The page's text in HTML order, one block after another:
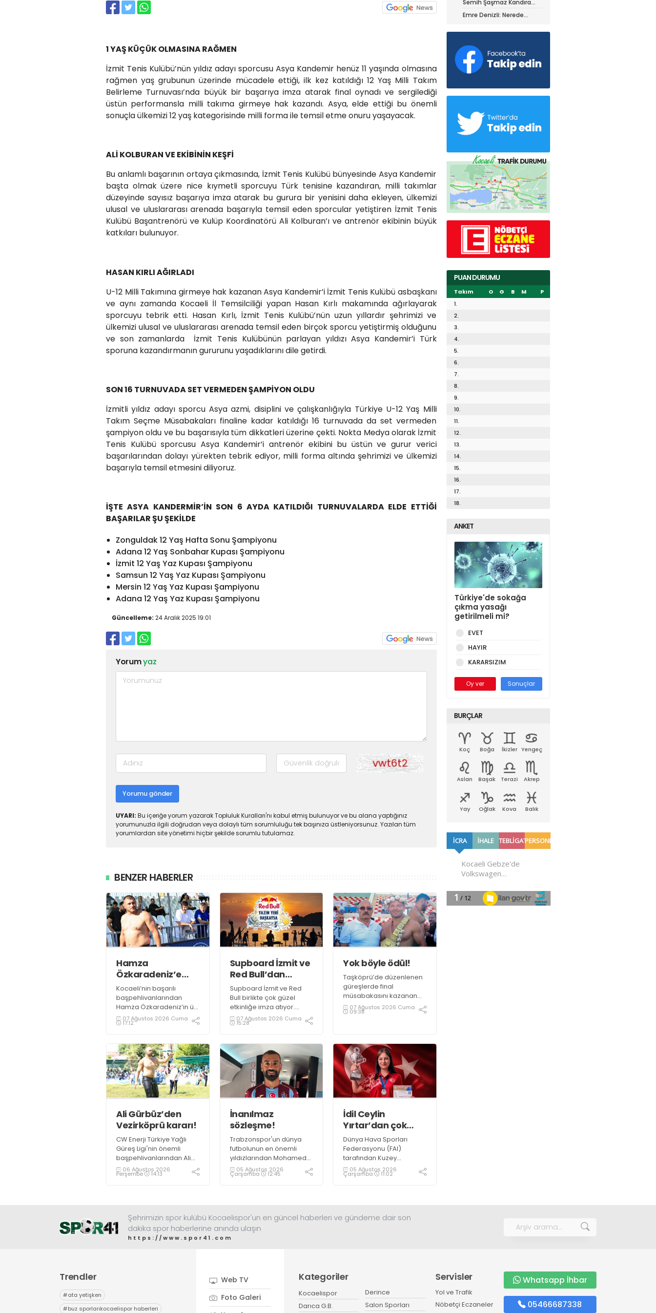
1 YAŞ KÜÇÜK OLMASINA RAĞMEN
İzmit Tenis Kulübü’nün yıldız adayı sporcusu Asya Kandemir henüz 11 yaşında olmasına
rağmen yaş grubunun üzerinde mücadele ettiği, ilk kez katıldığı 12 Yaş Milli Takım
Belirleme Turnuvası’nda büyük bir başarıya imza atarak final oynadı ve sergilediği
üstün performansla milli takıma girmeye hak kazandı. Asya, elde ettiği bu önemli
sonuçla ülkemizi 12 yaş kategorisinde milli forma ile temsil etme onuru yaşayacak.
ALİ KOLBURAN VE EKİBİNİN KEŞFİ
Bu anlamlı başarının ortaya çıkmasında, İzmit Tenis Kulübü bünyesinde Asya Kandemir
başta olmak üzere nice kıymetli sporcuyu Türk tenisine kazandıran, milli takımlar
düzeyinde sayısız başarıya imza atarak bu gurura bir yenisini daha ekleyen, ülkemizi
ulusal ve uluslararası arenada başarıyla temsil eden sporcular yetiştiren İzmit Tenis
Kulübü Başantrenörü ve Kulüp Koordinatörü Ali Kolburan’ı ve antrenör ekibinin büyük
katkıları bulunuyor.
HASAN KIRLI AĞIRLADI
U-12 Milli Takımına girmeye hak kazanan Asya Kandemir’i İzmit Tenis Kulübü asbaşkanı
ve aynı zamanda Kocaeli İl Temsilciliği yapan Hasan Kırlı makamında ağırlayarak
sporcuyu tebrik etti. Hasan Kırlı, İzmit Tenis Kulübü’nün uzun yıllardır şehrimizi ve
ülkemizi ulusal ve uluslararası arenada temsil eden birçok sporcu yetiştirmiş olduğunu
ve son zamanlarda İzmit Tenis Kulübünün parlayan yıldızı Asya Kandemir’i Türk
sporuna kazandırmanın gururunu yaşadıklarını dile getirdi.
SON 16 TURNUVADA SET VERMEDEN ŞAMPİYON OLDU
İzmitli yıldız adayı sporcu Asya azmi, disiplini ve çalışkanlığıyla Türkiye U-12 Yaş Milli
Takım Seçme Müsabakaları finaline kadar katıldığı 16 turnuvada da set vermeden
şampiyon oldu ve bu başarısıyla tüm dikkatleri üzerine çekti. Nokta Medya olarak İzmit
Tenis Kulübü sporcusu Asya Kandemir’i antrenör ekibini bu üstün ve gurur verici
başarılarından dolayı yürekten tebrik ediyor, milli forma altında şehrimizi ve ülkemizi
başarıyla temsil etmesini diliyoruz.
İŞTE ASYA KANDERMİR’İN SON 6 AYDA KATILDIĞI TURNUVALARDA ELDE ETTİĞİ
BAŞARILAR ŞU ŞEKİLDE
Zonguldak 12 Yaş Hafta Sonu Şampiyonu
Adana 12 Yaş Sonbahar Kupası Şampiyonu
İzmit 12 Yaş Yaz Kupası Şampiyonu
Samsun 12 Yaş Yaz Kupası Şampiyonu
Mersin 12 Yaş Yaz Kupası Şampiyonu
Adana 12 Yaş Yaz Kupası Şampiyonu
Güncelleme: 24 Aralık 2025 19:01
Yorumyaz
Yorumu gönder
UYARI: Bu içeriğe yorum yazarak Topluluk Kuralları'nı kabul etmiş bulunuyor ve bu alana yaptığınız
yorumunuzla ilgili doğrudan veya dolaylı tüm sorumluluğu tek başınıza üstleniyorsunuz. Yazılan tüm
yorumlardan site yönetimi hiçbir şekilde sorumlu tutulamaz.
BENZER HABERLER
Hamza
Özkaradeniz’e
yapılan yanlışın
haddi hesabı yok!
Kocaeli’nin başarılı
başpehlivanlarından
Hamza Özkaradeniz’in üst
üste hakem hataları
nedeni ile hakkının
07 Ağustos 2026 Cuma
17:12
Supboard İzmit ve
Red Bull’dan
şahane etkinlik!
Supboard İzmit ve Red
Bull birlikte çok güzel
etkinliğe imza atıyor.
Etkinlik SUP etkinliğinin
yanında, müziğin,
yerde buluştuğu bir yaz
deneyimini de
buluşturuyor.
07 Ağustos 2026 Cuma
15:28
Yok böyle ödül!
Taşköprü’de düzenlenen
güreşlerde final
müsabakasını kazanan
İsmail Balaban altın
kemeri kazandı.
de takdim edildi.
07 Ağustos 2026 Cuma
09:38
Ali Gürbüz’den
Vezirköprü kararı!
CW Enerji Türkiye Yağlı
Güreş Ligi'nin önemli
başpehlivanlarından Ali
Gürbüz, Samsun
Vezirköprü'de
06 Ağustos 2026
Perşembe 14:13
İnanılmaz
sözleşme!
Trabzonspor'un dünya
futbolunun en önemli
yıldızlarından Mohamed
Salah ile anlaşmaya
vardı.
05 Ağustos 2026
Çarşamba 12:45
İdil Ceylin
Yırtar’dan çok
büyük başarı
Dünya Hava Sporları
Federasyonu (FAI)
tarafından Kuzey
Makedonya’nın Prilep
kentinde düzenlenen
sporcumuz İdil Ceylin
YIRTAR, büyük bir başarıya
05 Ağustos 2026
Çarşamba 11:02
iz ile ayrıldı!
Semih Şaşmaz Kandıra
Gençlerbirliği’nde devam
dedi!
Emre Denizli: Nerede
PUAN DURUMU
Takım O G B M
P
1.
2.
3.
4.
5.
6.
7.
8.
9.
10.
11.
12.
13.
14.
15.
16.
17.
18.
ANKET
Türkiye'de sokağa
çıkma yasağı
getirilmeli mi?
EVET
HAYIR
KARARSIZIM
Oy ver Sonuçlar
BURÇLAR
Koç Boğa İkizler Yengeç
Aslan Başak Terazi Akrep
Yay Oğlak Kova Balık
Şehrimizin spor kulübü Kocaelispor'un en güncel haberleri ve gündeme dair son
dakika spor haberlerine anında ulaşın
https://www.spor41.com
Trendler
#ata yetişken
#buz sporlarıkocaelispor haberleri
Web TV
Foto Galeri
Kategoriler
Kocaelispor
Darıca G.B.
Derince
Salon Sporları
Servisler
Yol ve Trafik
Nöbetçi Eczaneler
Whatsapp İhbar
05466687338